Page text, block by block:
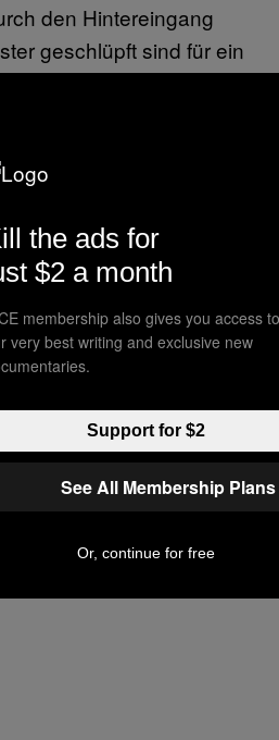
den Hintereingang
geschlüpft sind für ein
dass ihre
und sie sind von der
Das Gefühl der
weg, aber der Wein
an der Bowery.
schwarzer
Mission, links von mir
zum New
ich geh mal links.
the ads for
$2 a month
membership also gives you access to
very best writing and exclusive new
Support for $2
See All Membership Plans
Or, continue for free